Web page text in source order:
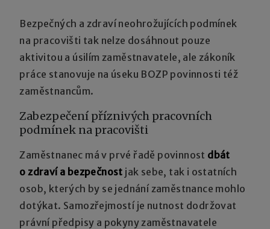
Bezpečných a zdraví neohrožujících podmínek
na pracovišti tak nelze dosáhnout pouze
aktivitou a úsilím zaměstnavatele, ale zákoník
práce stanovuje na úseku BOZP povinnosti též
zaměstnancům.
Zabezpečení příznivých pracovních
podmínek na pracovišti
Zaměstnanec má v prvé řadě povinnost dbát
o zdraví a bezpečnost jak sebe, tak i ostatních
osob, kterých by se jednání zaměstnance mohlo
dotýkat. Samozřejmostí je nutnost dodržovat
právní předpisy a pokyny zaměstnavatele